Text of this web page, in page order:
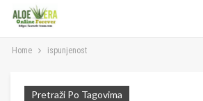
Home ispunjenost
Pretraži Po Tagovima